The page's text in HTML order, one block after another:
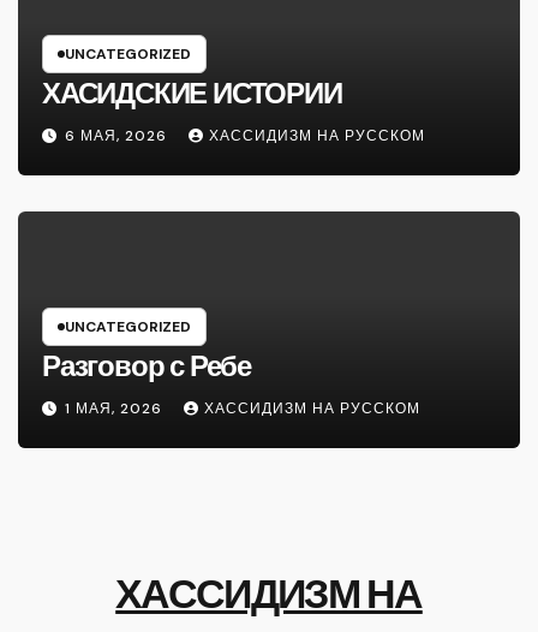
UNCATEGORIZED
ХАСИДСКИЕ ИСТОРИИ
6 МАЯ, 2026 ХАССИДИЗМ НА РУССКОМ
UNCATEGORIZED
Разговор с Ребе
1 МАЯ, 2026 ХАССИДИЗМ НА РУССКОМ
ХАССИДИЗМ НА